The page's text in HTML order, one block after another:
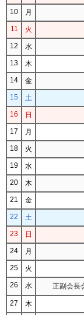
10
月
11
火
12
水
13
木
14
金
15
土
16
日
17
月
18
火
19
水
20
木
21
金
22
土
23
日
24
月
25
火
26
水 正副会長
27
木